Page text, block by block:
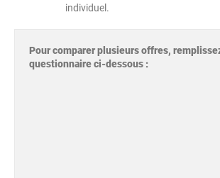
individuel.
Pour comparer plusieurs offres,
questionnaire ci-dessous :